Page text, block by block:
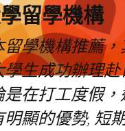
留學機構
留學機構推薦
生成功辦理
是在打工度假
明顯的優勢, 短